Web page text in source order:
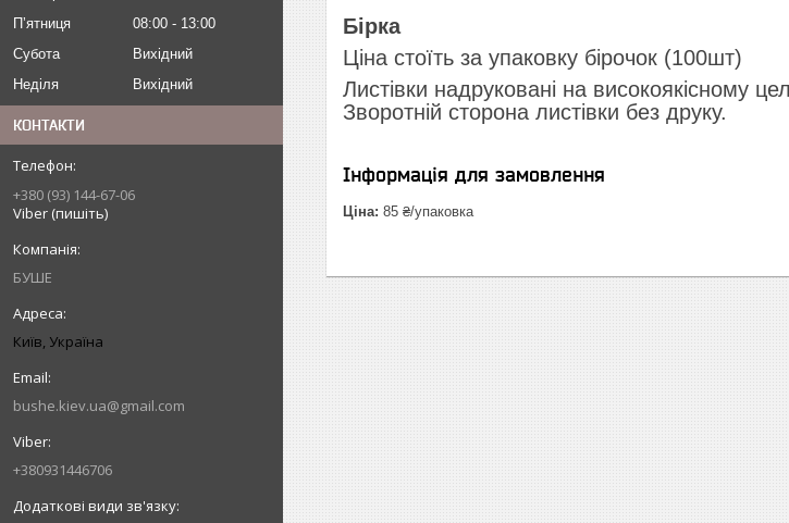
Пʼятниця
08:00
13:00
Субота
Вихідний
Неділя
Вихідний
КОНТАКТИ
+380 (93) 144-67-06
Viber (пишіть)
БУШЕ
Київ, Україна
bushe.kiev.ua@gmail.com
+380931446706
Бірка
Ціна стоїть за упаковку бірочок (100шт)
Листівки надруковані на високоякісному
Зворотній сторона листівки без друку.
Інформація для замовлення
Ціна: 85 ₴/упаковка